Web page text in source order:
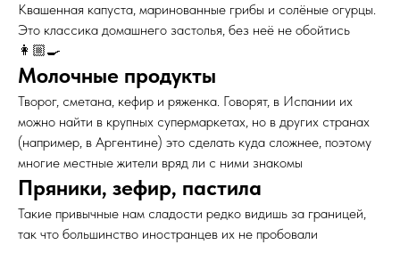
Квашенная капуста, маринованные грибы и солёные огурцы.
Это классика домашнего застолья, без неё не обойтись
👩🏼‍🍳
Молочные продукты
Творог, сметана, кефир и ряженка. Говорят, в Испании их
можно найти в крупных супермаркетах, но в других странах
(например, в Аргентине) это сделать куда сложнее, поэтому
многие местные жители вряд ли с ними знакомы
Пряники, зефир, пастила
Такие привычные нам сладости редко видишь за границей,
так что большинство иностранцев их не пробовали